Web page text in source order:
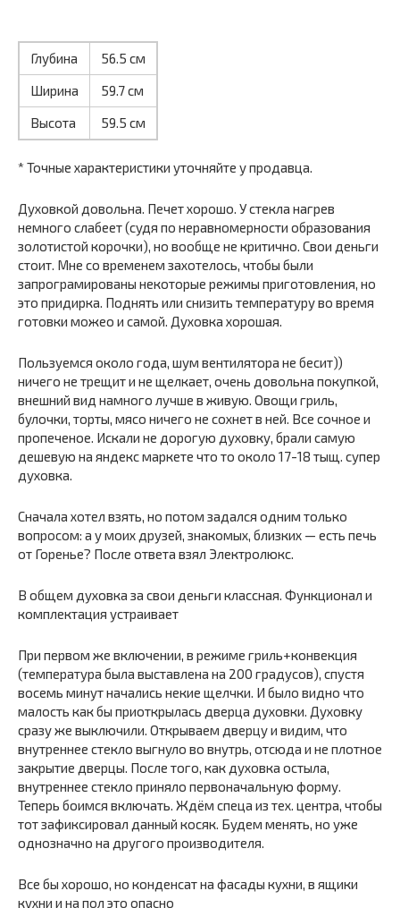
Глубина
56.5 см
Ширина
59.7 см
Высота
59.5 см
* Точные характеристики уточняйте у продавца.
Духовкой довольна. Печет хорошо. У стекла нагрев
немного слабеет (судя по неравномерности образования
золотистой корочки), но вообще не критично. Свои деньги
стоит. Мне со временем захотелось, чтобы были
запрограмированы некоторые режимы приготовления, но
это придирка. Поднять или снизить температуру во время
готовки можео и самой. Духовка хорошая.
Пользуемся около года, шум вентилятора не бесит))
ничего не трещит и не щелкает, очень довольна покупкой,
внешний вид намного лучше в живую. Овощи гриль,
булочки, торты, мясо ничего не сохнет в ней. Все сочное и
пропеченое. Искали не дорогую духовку, брали самую
дешевую на яндекс маркете что то около 17-18 тыщ. супер
духовка.
Сначала хотел взять, но потом задался одним только
вопросом: а у моих друзей, знакомых, близких — есть печь
от Горенье? После ответа взял Электролюкс.
В общем духовка за свои деньги классная. Функционал и
комплектация устраивает
При первом же включении, в режиме гриль+конвекция
(температура была выставлена на 200 градусов), спустя
восемь минут начались некие щелчки. И было видно что
малость как бы приоткрылась дверца духовки. Духовку
сразу же выключили. Открываем дверцу и видим, что
внутреннее стекло выгнуло во внутрь, отсюда и не плотное
закрытие дверцы. После того, как духовка остыла,
внутреннее стекло приняло первоначальную форму.
Теперь боимся включать. Ждём спеца из тех. центра, чтобы
тот зафиксировал данный косяк. Будем менять, но уже
однозначно на другого производителя.
Все бы хорошо, но конденсат на фасады кухни, в ящики
кухни и на пол это опасно